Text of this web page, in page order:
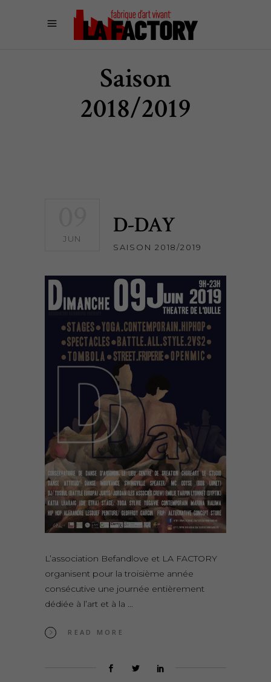
Saison
2018/2019
JUN D-DAY
SAISON 2018/2019
L’association Befandlove et LA FACTORY
organisent pour la troisième année
consécutive une journée entièrement
dédiée à l’art et à la
READ MORE